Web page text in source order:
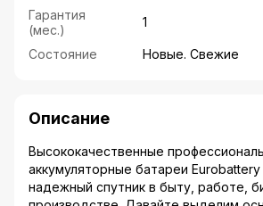
Гарантия
(мес.)
1
Состояние Новые. Свежие
Описание
Высококачественные
аккумуляторные батареи
надежный спутник в быту, работе,